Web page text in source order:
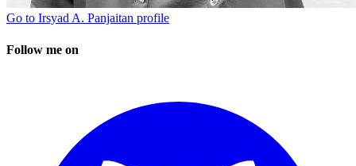
Go to Irsyad A. Panjaitan profile
Follow me on